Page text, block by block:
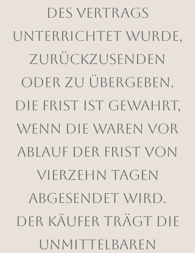
des Vertrags
unterrichtet wurde,
zurückzusenden
oder zu übergeben.
Die Frist ist gewahrt,
wenn die Waren vor
Ablauf der Frist von
vierzehn Tagen
abgesendet wird.
Der Käufer trägt die
unmittelbaren